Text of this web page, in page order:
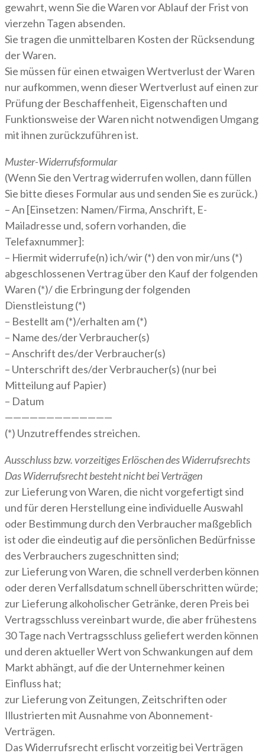
gewahrt, wenn Sie die Waren vor Ablauf der Frist von
vierzehn Tagen absenden.
Sie tragen die unmittelbaren Kosten der Rücksendung
der Waren.
Sie müssen für einen etwaigen Wertverlust der Waren
nur aufkommen, wenn dieser Wertverlust auf einen zur
Prüfung der Beschaffenheit, Eigenschaften und
Funktionsweise der Waren nicht notwendigen Umgang
mit ihnen zurückzuführen ist.
Muster-Widerrufsformular
(Wenn Sie den Vertrag widerrufen wollen, dann füllen
Sie bitte dieses Formular aus und senden Sie es zurück.)
– An [Einsetzen: Namen/Firma, Anschrift, E-
Mailadresse und, sofern vorhanden, die
Telefaxnummer]:
– Hiermit widerrufe(n) ich/wir (*) den von mir/uns (*)
abgeschlossenen Vertrag über den Kauf der folgenden
Waren (*)/ die Erbringung der folgenden
Dienstleistung (*)
– Bestellt am (*)/erhalten am (*)
– Name des/der Verbraucher(s)
– Anschrift des/der Verbraucher(s)
– Unterschrift des/der Verbraucher(s) (nur bei
Mitteilung auf Papier)
– Datum
—————————————
(*) Unzutreffendes streichen.
Ausschluss bzw. vorzeitiges Erlöschen des Widerrufsrechts
Das Widerrufsrecht besteht nicht bei Verträgen
zur Lieferung von Waren, die nicht vorgefertigt sind
und für deren Herstellung eine individuelle Auswahl
oder Bestimmung durch den Verbraucher maßgeblich
ist oder die eindeutig auf die persönlichen Bedürfnisse
des Verbrauchers zugeschnitten sind;
zur Lieferung von Waren, die schnell verderben können
oder deren Verfallsdatum schnell überschritten würde;
zur Lieferung alkoholischer Getränke, deren Preis bei
Vertragsschluss vereinbart wurde, die aber frühestens
30 Tage nach Vertragsschluss geliefert werden können
und deren aktueller Wert von Schwankungen auf dem
Markt abhängt, auf die der Unternehmer keinen
Einfluss hat;
zur Lieferung von Zeitungen, Zeitschriften oder
Illustrierten mit Ausnahme von Abonnement-
Verträgen.
Das Widerrufsrecht erlischt vorzeitig bei Verträgen